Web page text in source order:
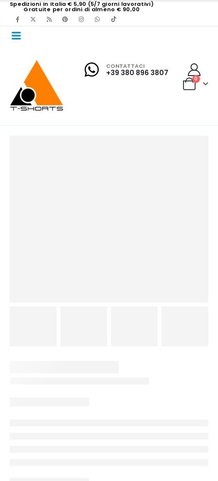
Spedizioni in Italia € 5,90 (5/7 giorni lavorativi)
Gratuite per ordini di almeno € 90,00
CONTATTACI
+39 380 896 3807
0